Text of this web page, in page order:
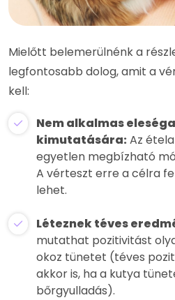
Mielőtt belemerülnénk a
legfontosabb dolog, amit a
kell:
Nem alkalmas
kimutatására: Az
egyetlen megbízható
A vérteszt erre a célra
lehet.
Léteznek téves
mutathat pozitivitást
okoz tünetet (téves
akkor is, ha a kutya
bőrgyulladás).